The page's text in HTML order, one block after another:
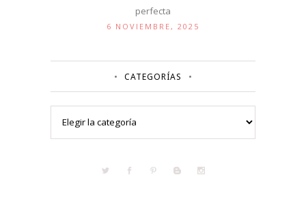
perfecta
6 NOVIEMBRE, 2025
CATEGORÍAS